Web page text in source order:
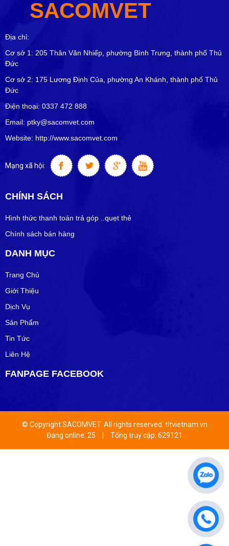
SACOMVET
Địa chỉ:
Cơ sở 1: 205 Thân Văn Nhiếp, phường Bình Trưng, thành phố Thủ
Đức
Cơ sở 2: 175 Lương Định Của, phường An Khánh, thành phố Thủ
Đức
Điện thoại: 0337 472 888
Email: ptky@sacomvet.com
Website: http://www.sacomvet.com
Mạng xã hội:
CHÍNH SÁCH
Hình thức thanh toán trả góp ..quẹt thẻ
Chính sách bán hàng
DANH MỤC
Trang Chủ
Giới Thiệu
Dịch Vụ
Sản Phẩm
Tin Tức
Liên Hệ
FANPAGE FACEBOOK
© Copyright SACOMVET. All rights reserved. tltvietnam.vn
Đang online: 25
| Tổng truy cập: 629121